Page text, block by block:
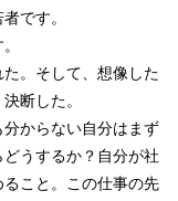
です。
。そして、想像した
断した。
からない自分はまず
うするか？自分が社
こと。この仕事の先